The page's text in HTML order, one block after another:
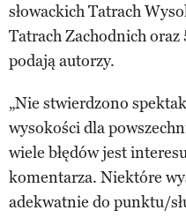
słowackich Tatrach
Tatrach Zachodnich
podają autorzy.
„Nie stwierdzono
wysokości dla
wiele błędów jest
komentarza. Niektóre
adekwatnie do punktu/